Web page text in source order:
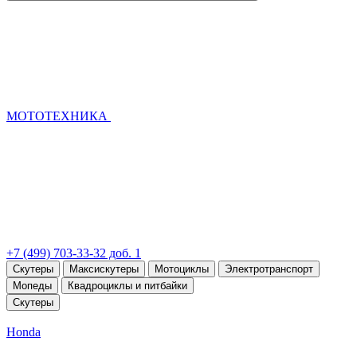
МОТОТЕХНИКА
+7 (499) 703-33-32 доб. 1
Скутеры Максискутеры Мотоциклы
Электротранспорт
Мопеды
Квадроциклы и питбайки
Скутеры
Honda